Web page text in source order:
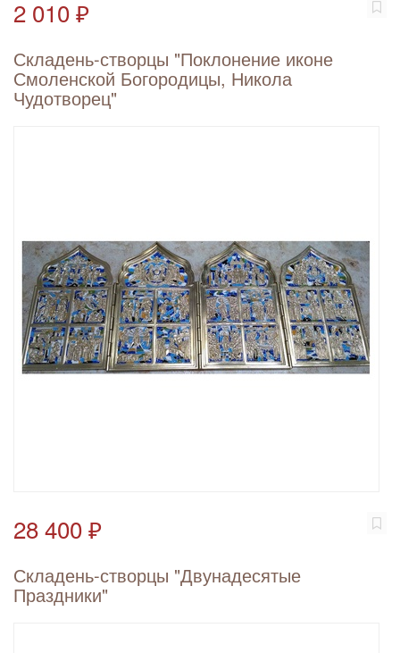
2 010 ₽
Складень-створцы "Поклонение иконе
Смоленской Богородицы, Никола
Чудотворец"
28 400 ₽
Складень-створцы "Двунадесятые
Праздники"